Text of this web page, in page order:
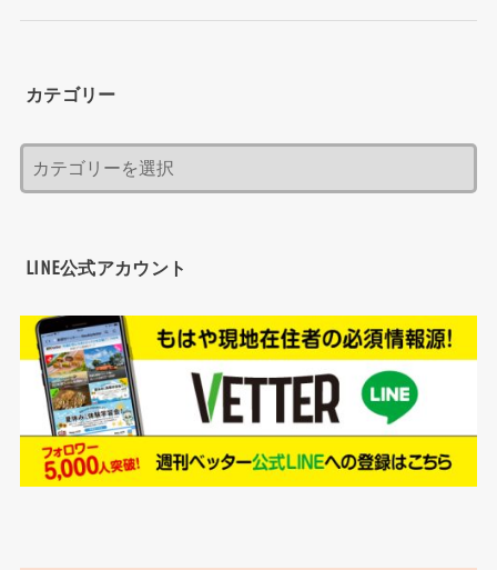
カテゴリー
LINE公式アカウント